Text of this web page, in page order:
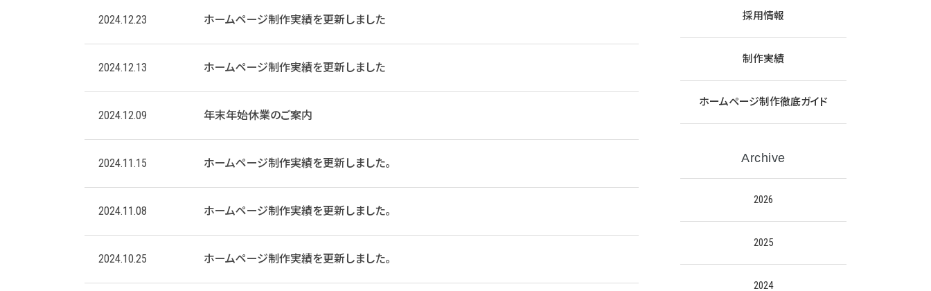
2024.12.23 ホームページ制作実績を更新しました
2024.12.13 ホームページ制作実績を更新しました
2024.12.09 年末年始休業のご案内
2024.11.15 ホームページ制作実績を更新しました。
2024.11.08 ホームページ制作実績を更新しました。
2024.10.25 ホームページ制作実績を更新しました。
採用情報
制作実績
ホームページ制作徹底ガイド
Archive
2026
2025
2024